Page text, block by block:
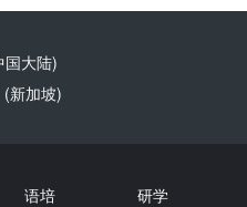
大陆)
新加坡)
语培 研学